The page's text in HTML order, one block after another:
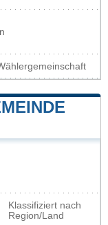
Klassifiziert nach
Region/Land